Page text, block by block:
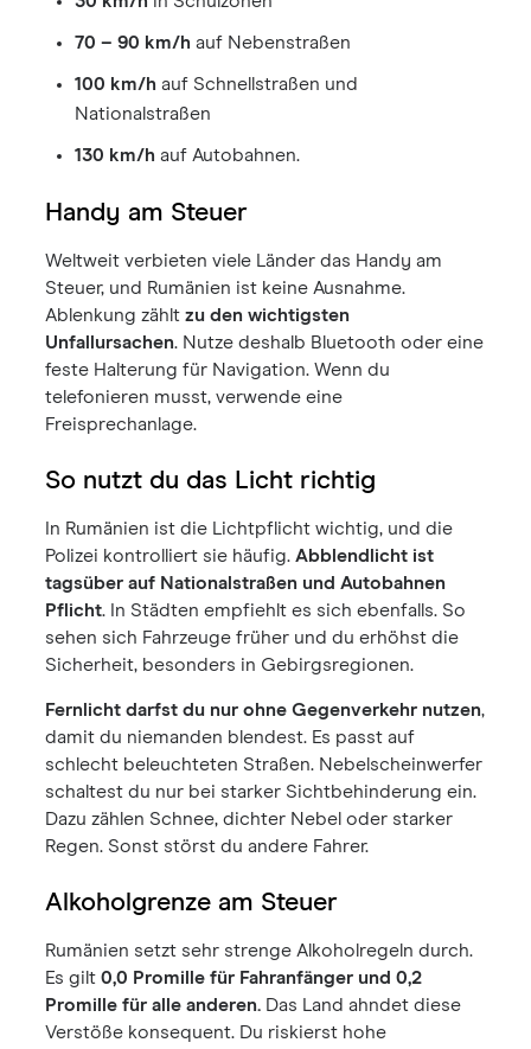
70 – 90 km/h auf Nebenstraßen
100 km/h auf Schnellstraßen und
Nationalstraßen
130 km/h auf Autobahnen.
Handy am Steuer
Weltweit verbieten viele Länder das Handy am
Steuer, und Rumänien ist keine Ausnahme.
Ablenkung zähltzu den wichtigsten
Unfallursachen. Nutze deshalb Bluetooth oder eine
feste Halterung für Navigation. Wenn du
telefonieren musst, verwende eine
Freisprechanlage.
So nutzt du das Licht richtig
In Rumänien ist die Lichtpflicht wichtig, und die
Polizei kontrolliert sie häufig.Abblendlicht ist
tagsüber auf Nationalstraßen und Autobahnen
Pflicht. In Städten empfiehlt es sich ebenfalls. So
sehen sich Fahrzeuge früher und du erhöhst die
Sicherheit, besonders in Gebirgsregionen.
Fernlicht darfst du nur ohne Gegenverkehr nutzen,
damit du niemanden blendest. Es passt auf
schlecht beleuchteten Straßen. Nebelscheinwerfer
schaltest du nur bei starker Sichtbehinderung ein.
Dazu zählen Schnee, dichter Nebel oder starker
Regen. Sonst störst du andere Fahrer.
Alkoholgrenze am Steuer
Rumänien setzt sehr strenge Alkoholregeln durch.
Es gilt0,0 Promille für Fahranfänger und 0,2
Promille für alle anderen. Das Land ahndet diese
Verstöße konsequent. Du riskierst hohe